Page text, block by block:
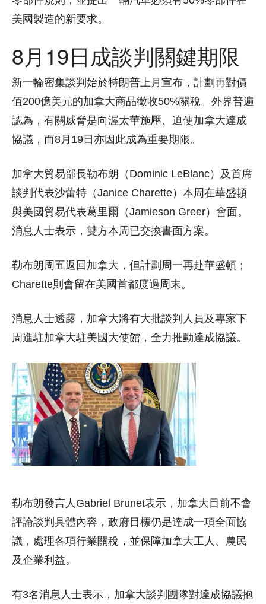
美國製造的新要求。
8月19日成談判關鍵期限
新一輪密集談判始於特朗普上月宣布，計劃再對價
值200億美元的加拿大商品徵收50%關稅。外界普遍
認為，有關威脅是向渥太華施壓、迫使加拿大達成
協議，而8月19日亦因此成為重要期限。
加拿大貿易部長勒布朗（Dominic LeBlanc）及首席
談判代表沙蕾特（Janice Charette）本周在華盛頓
與美國貿易代表葛里爾（Jamieson Greer）會面。
消息人士表示，雙方本周已交換書面方案。
勒布朗周五返回加拿大，但計劃周一再赴華盛頓；
Charette則會留在美國首都度過周末。
消息人士透露，加拿大將有大批談判人員及專家下
周進駐加拿大駐美國大使館，全力推動達成協議。
勒布朗發言人Gabriel Brunet表示，加拿大目前不會
評論談判具體內容，政府目標仍是達成一項全面協
議，處理各項行業關稅，並保障加拿大工人、農民
及企業利益。
有3名消息人士表示，加拿大談判團隊對達成協議抱